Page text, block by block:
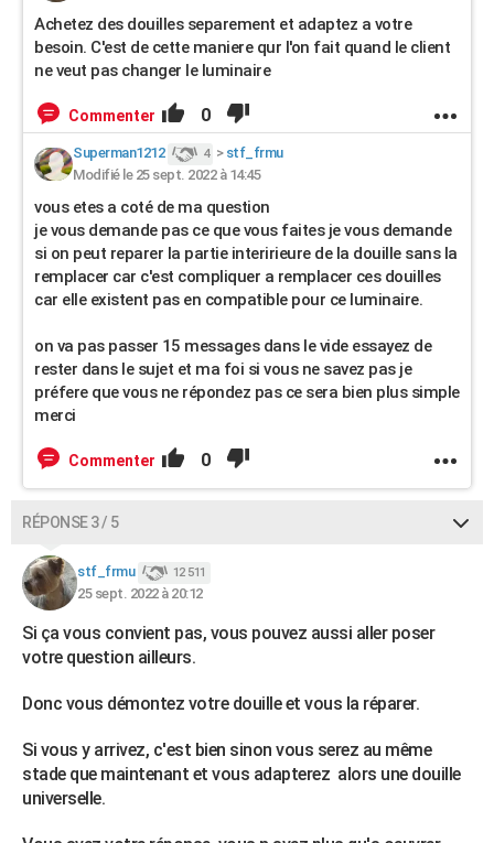
Achetez des douilles separement et adaptez a votre
besoin. C'est de cette maniere qur l'on fait quand le client
ne veut pas changer le luminaire
Commenter 0
Superman1212 4 > stf_frmu
Modifié le 25 sept. 2022 à 14:45
vous etes a coté de ma question
je vous demande pas ce que vous faites je vous demande
si on peut reparer la partie interirieure de la douille sans la
remplacer car c'est compliquer a remplacer ces douilles
car elle existent pas en compatible pour ce luminaire.
on va pas passer 15 messages dans le vide essayez de
rester dans le sujet et ma foi si vous ne savez pas je
préfere que vous ne répondez pas ce sera bien plus simple
merci
Commenter 0
RÉPONSE 3 / 5
stf_frmu 12 511
25 sept. 2022 à 20:12
Si ça vous convient pas, vous pouvez aussi aller poser
votre question ailleurs.
Donc vous démontez votre douille et vous la réparer.
Si vous y arrivez, c'est bien sinon vous serez au même
stade que maintenant et vous adapterez alors une douille
universelle.